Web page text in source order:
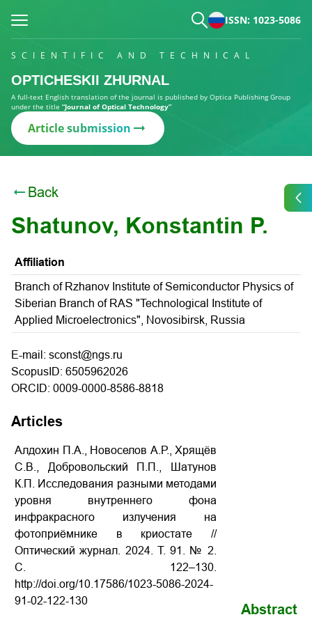
ISSN: 1023-5086
SCIENTIFIC AND TECHNICAL
OPTICHESKII ZHURNAL
A full-text English translation of the journal is published by Optica Publishing Group
under the title “Journal of Optical Technology”
Article submission
Back
Shatunov, Konstantin P.
Affiliation
Branch of Rzhanov Institute of Semiconductor Physics of
Siberian Branch of RAS "Technological Institute of
Applied Microelectronics", Novosibirsk, Russia
E-mail: sconst@ngs.ru
ScopusID: 6505962026
ORCID: 0009-0000-8586-8818
Articles
Алдохин П.А., Новоселов А.Р., Хрящёв
С.В., Добровольский П.П., Шатунов
К.П. Исследования разными методами
уровня внутреннего фона
инфракрасного излучения на
фотоприёмнике в криостате //
Оптический журнал. 2024. Т. 91. № 2.
С . 122–130.
http://doi.org/10.17586/1023-5086-2024-
91-02-122-130
Abstract